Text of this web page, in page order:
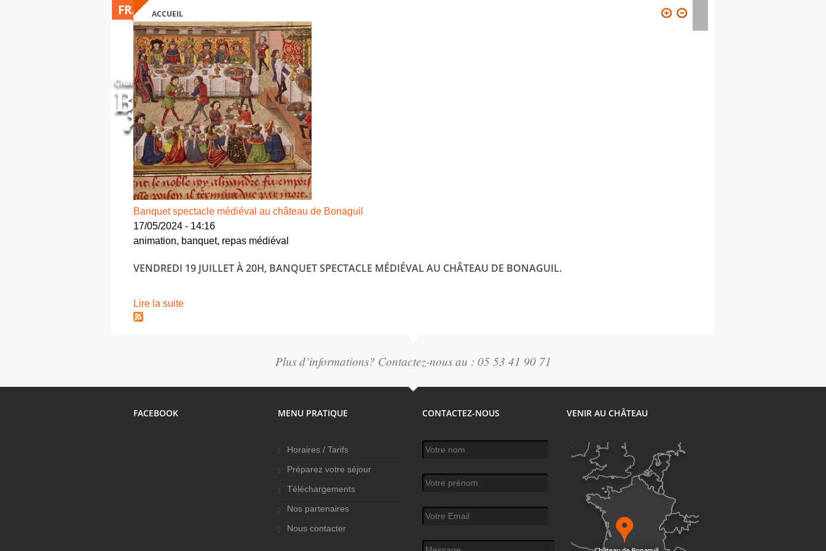
CONTACT
FRANÇAIS
VOUS ÊTES ICI
ACCUEIL
Banquet spectacle médiéval au château de Bonaguil
17/05/2024 - 14:16
animation, banquet, repas médiéval
VENDREDI 19 JUILLET À 20H, BANQUET SPECTACLE MÉDIÉVAL AU CHÂTEAU DE BONAGUIL.
Lire la suite
Plus d’informations? Contactez-nous au : 05 53 41 90 71
FACEBOOK MENU PRATIQUE
Horaires / Tarifs
Préparez votre séjour
Téléchargements
Nos partenaires
Nous contacter
CONTACTEZ-NOUS
Votre nom
Votre prénom
Votre Email
Message
VENIR AU CHÂTEAU